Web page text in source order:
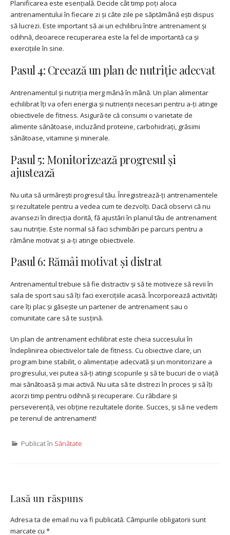
Planificarea este esențială. Decide cât timp poți aloca
antrenamentului în fiecare zi și câte zile pe săptămână ești dispus
să lucrezi. Este important să ai un echilibru între antrenament și
odihnă, deoarece recuperarea este la fel de importantă ca și
exercițiile în sine.
Pasul 4: Creează un plan de nutriție adecvat
Antrenamentul și nutriția merg mână în mână. Un plan alimentar
echilibrat îți va oferi energia și nutrienții necesari pentru a-ți atinge
obiectivele de fitness. Asigură-te că consumi o varietate de
alimente sănătoase, incluzând proteine, carbohidrați, grăsimi
sănătoase, vitamine și minerale.
Pasul 5: Monitorizează progresul și
ajustează
Nu uita să urmărești progresul tău. Înregistrează-ți antrenamentele
și rezultatele pentru a vedea cum te dezvolți. Dacă observi că nu
avansezi în direcția dorită, fă ajustări în planul tău de antrenament
sau nutriție. Este normal să faci schimbări pe parcurs pentru a
rămâne motivat și a-ți atinge obiectivele.
Pasul 6: Rămâi motivat și distrat
Antrenamentul trebuie să fie distractiv și să te motiveze să revii în
sala de sport sau să îți faci exercițiile acasă. Încorporează activități
care îți plac și găsește un partener de antrenament sau o
comunitate care să te susțină.
Un plan de antrenament echilibrat este cheia succesului în
îndeplinirea obiectivelor tale de fitness. Cu obiective clare, un
program bine stabilit, o alimentație adecvată și un monitorizare a
progresului, vei putea să-ți atingi scopurile și să te bucuri de o viață
mai sănătoasă și mai activă. Nu uita să te distrezi în proces și să îți
acorzi timp pentru odihnă și recuperare. Cu răbdare și
perseverență, vei obține rezultatele dorite. Succes, și să ne vedem
pe terenul de antrenament!
Publicat în Sănătate
Lasă un răspuns
Adresa ta de email nu va fi publicată. Câmpurile obligatorii sunt
marcate cu *